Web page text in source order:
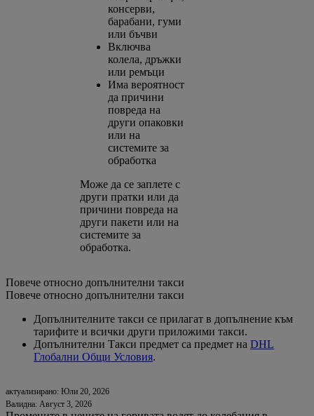
консерви,
барабани, гуми
или бъчви
Включва
колела, дръжки
или ремъци
Има вероятност
да причини
повреда на
други опаковки
или на
системите за
обработка
Може да се заплете с
други пратки или да
причини повреда на
други пакети или на
системите за
обработка.
Повече относно допълнителни такси
Повече относно допълнителни такси
Допълнителните такси се прилагат в допълнение към
тарифите и всички други приложими такси.
Допълнителни Такси предмет са предмет на DHL
Глобални Общи Условия.
актуализирано: Юли 20, 2026
Валидна: Август 3, 2026